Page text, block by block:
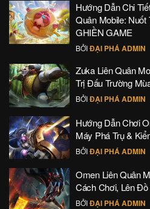
Hướng Dẫn Chi
Quân Mobile: Nuốt
GHIỀN GAME
BỞIĐẠI PHÁ ADMIN
Zuka Liên Quân
Trị Đấu Trường
BỞIĐẠI PHÁ ADMIN
Hướng Dẫn Chơi
Máy Phá Trụ &
BỞIĐẠI PHÁ ADMIN
Omen Liên Quân
Cách Chơi, Lên
BỞIĐẠI PHÁ ADMIN